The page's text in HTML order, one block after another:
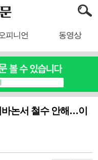
피니언 동영상
바논서 철수 안해…이